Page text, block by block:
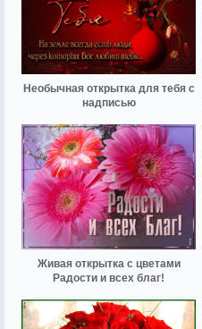
Необычная открытка для тебя с
надписью
Живая открытка с цветами
Радости и всех благ!